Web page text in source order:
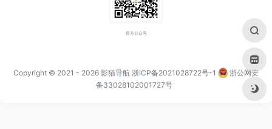
官方公众号
Copyright © 2021 - 2026 影猫导航 浙ICP备2021028722号-1
浙公网安
备33028102001727号